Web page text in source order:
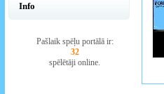
Info
Pašlaik spēļu portālā ir:
32
spēlētāji online.